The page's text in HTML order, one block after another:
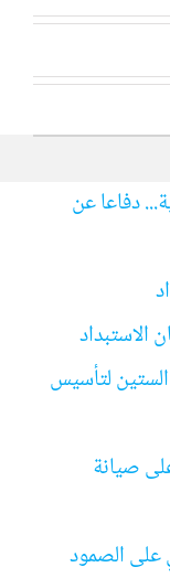
دفاعا عن
الاستبداد
الستين لتأسيس
صيانة
على الصمود